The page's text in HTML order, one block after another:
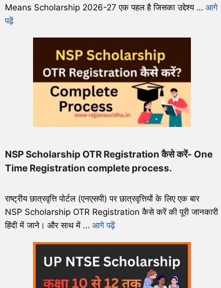
Means Scholarship 2026-27 एक पहल है जिसका उद्देश्य … आगे
पढ़ें
NSP Scholarship OTR Registration कैसे करें- One
Time Registration complete process.
राष्ट्रीय छात्रवृत्ति पोर्टल (एनएसपी) पर छात्रवृत्तियों के लिए एक बार
NSP Scholarship OTR Registration कैसे करें की पूरी जानकारी
हिंदी में जाने। और साथ में … आगे पढ़ें